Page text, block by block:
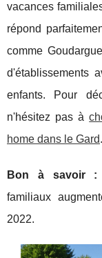
vacances
répond
comme
d'établissements
enfants. Pour
n'hésitez pas à
home dans le Gard.
Bon à savoir :
familiaux
2022.